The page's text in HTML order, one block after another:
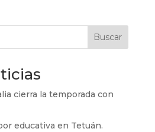
Buscar
cierra la temporada con
educativa en Tetuán.